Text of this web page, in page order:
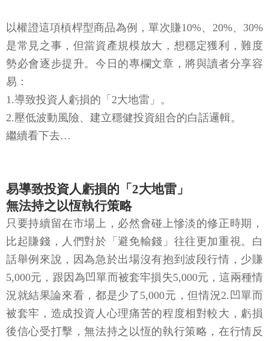
以權證這項槓桿型商品為例，單次賺10%、20%、30%
是常見之事，但當資產規模放大，想穩定獲利，難度
勢必會逐步提升。今日的專欄文章，將與讀者分享容
易：
1.導致投資人虧損的「2大地雷」。
2.壓低波動風險、建立穩健投資組合的白話邏輯。
繼續看下去…
易導致投資人虧損的「2大地雷」
無法持之以恆執行策略
只要持續留在市場上，必然會碰上慘淡的修正時期，
比起賺錢，人們對於「避免輸錢」往往更加重視。白
話舉例來說，因為急於出場沒有抱到波段行情，少賺
5,000元，跟因為凹單而被套牢損失5,000元，這兩種情
況就結果論來看，都是少了5,000元，但情況2.凹單而
被套牢，造成投資人心理痛苦的程度相對較大，虧損
後信心受打擊，無法持之以恆的執行策略，在行情反